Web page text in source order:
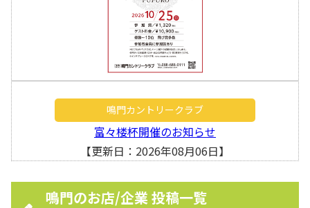
鳴門カントリークラブ
富々楼杯開催のお知らせ
【更新日：2026年08月06日】
鳴門のお店/企業 投稿一覧